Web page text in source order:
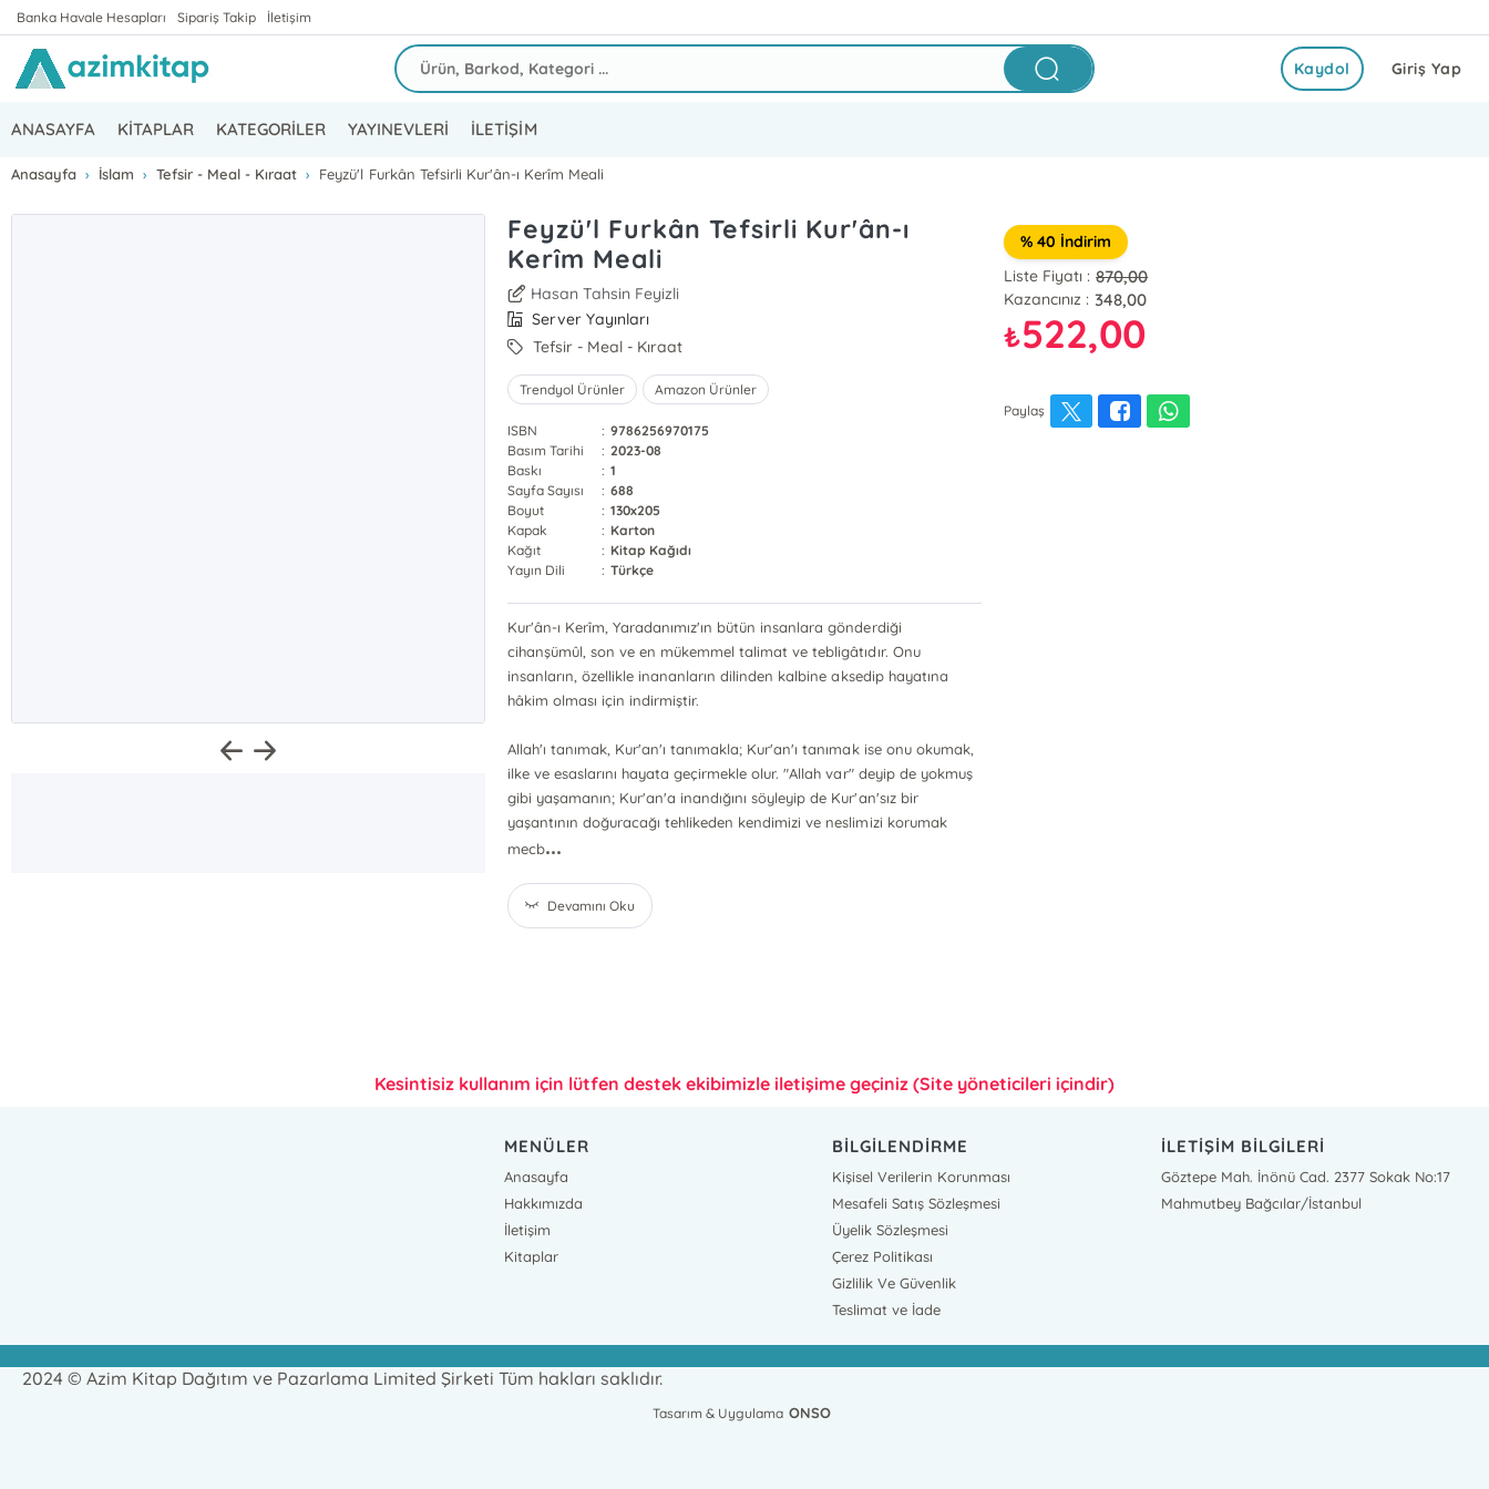
Banka Havale Hesapları Sipariş Takip İletişim
Giriş Yap
Kaydol
ANASAYFA KİTAPLAR KATEGORİLER YAYINEVLERİ İLETİŞİM
Anasayfa İslam Tefsir - Meal - Kıraat Feyzü'l Furkân Tefsirli Kur'ân-ı Kerîm Meali
Feyzü'l Furkân Tefsirli Kur'ân-ı
Kerîm Meali
Hasan Tahsin Feyizli
Server Yayınları
Tefsir - Meal - Kıraat
Trendyol Ürünler Amazon Ürünler
ISBN : 9786256970175
Basım Tarihi
: 2023-08
Baskı
: 1
Sayfa Sayısı
: 688
Boyut
: 130x205
Kapak
: Karton
Kağıt
: Kitap Kağıdı
Yayın Dili
: Türkçe
Kur'ân-ı Kerîm, Yaradanımız'ın bütün insanlara gönderdiği
cihanşümûl, son ve en mükemmel talimat ve tebligâtıdır. Onu
insanların, özellikle inananların dilinden kalbine aksedip hayatına
hâkim olması için indirmiştir.
Allah'ı tanımak, Kur'an'ı tanımakla; Kur'an'ı tanımak ise onu okumak,
ilke ve esaslarını hayata geçirmekle olur. "Allah var" deyip de yokmuş
gibi yaşamanın; Kur'an'a inandığını söyleyip de Kur'an'sız bir
yaşantının doğuracağı tehlikeden kendimizi ve neslimizi korumak
mecb...
Devamını Oku
% 40 İndirim
Liste Fiyatı : 870,00
Kazancınız : 348,00
₺522,00
Paylaş
Kesintisiz kullanım için lütfen destek ekibimizle iletişime geçiniz (Site yöneticileri içindir)
MENÜLER
Anasayfa
Hakkımızda
İletişim
Kitaplar
BİLGİLENDİRME
Kişisel Verilerin Korunması
Mesafeli Satış Sözleşmesi
Üyelik Sözleşmesi
Çerez Politikası
Gizlilik Ve Güvenlik
Teslimat ve İade
İLETİŞİM BİLGİLERİ
Göztepe Mah. İnönü Cad. 2377 Sokak No:17
Mahmutbey Bağcılar/İstanbul
2024 © Azim Kitap Dağıtım ve Pazarlama Limited Şirketi Tüm hakları saklıdır.
Tasarım & Uygulama ONSO